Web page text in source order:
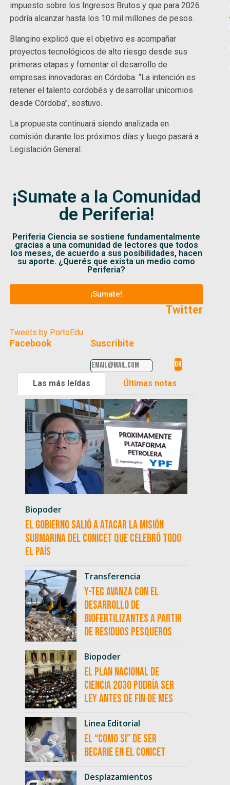
impuesto sobre los Ingresos Brutos y que para 2026
podría alcanzar hasta los 10 mil millones de pesos.
Blangino explicó que el objetivo es acompañar
proyectos tecnológicos de alto riesgo desde sus
primeras etapas y fomentar el desarrollo de
empresas innovadoras en Córdoba. “La intención es
retener el talento cordobés y desarrollar unicornios
desde Córdoba”, sostuvo.
La propuesta continuará siendo analizada en
comisión durante los próximos días y luego pasará a
Legislación General.
¡Sumate a la Comunidad
de Periferia!
Periferia Ciencia se sostiene fundamentalmente
gracias a una comunidad de lectores que todos
los meses, de acuerdo a sus posibilidades, hacen
su aporte. ¿Querés que exista un medio como
Periferia?
¡Sumate!
Twitter
Tweets by PortoEdu
Facebook Suscribite
Las más leídas Últimas notas
Biopoder
El Gobierno salió a atacar la misión
submarina del CONICET que celebró todo
el país
Transferencia
Y-TEC avanza con el
desarrollo de
biofertilizantes a partir
de residuos pesqueros
Biopoder
El Plan Nacional de
Ciencia 2030 podría ser
ley antes de fin de mes
Linea Editorial
El “como si” de ser
becarie en el CONICET
Desplazamientos